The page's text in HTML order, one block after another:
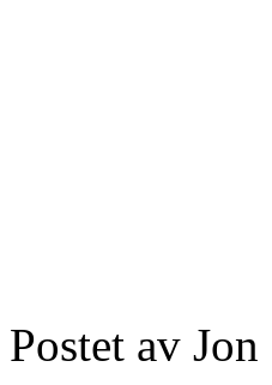
Postet av Jon